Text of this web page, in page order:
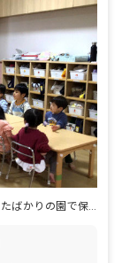
駅チカ徒歩3分！令和5年4月に開園したばかりの園で保育補助のお仕事！